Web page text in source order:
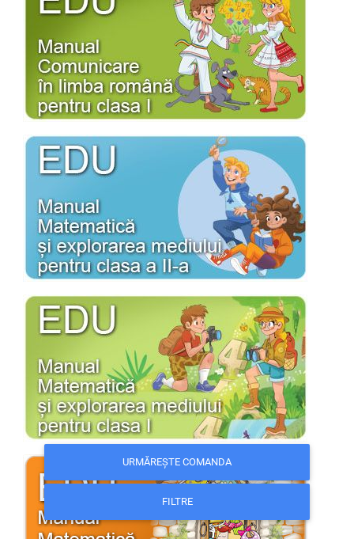
URMĂREȘTE COMANDA
FILTRE